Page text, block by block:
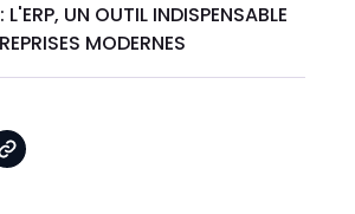
UN OUTIL INDISPENSABLE
MODERNES